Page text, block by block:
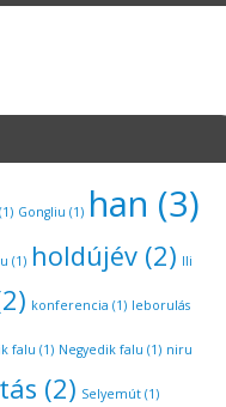
(1) Gongliu (1) han (3)
(1) holdújév(2) Ili
konferencia (1) leborulás
falu (1) Negyedik falu (1) niru
(2) Selyemút(1)